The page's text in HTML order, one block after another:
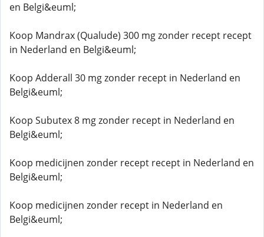
en Belgi&euml;
Koop Mandrax (Qualude) 300 mg zonder recept recept
in Nederland en Belgi&euml;
Koop Adderall 30 mg zonder recept in Nederland en
Belgi&euml;
Koop Subutex 8 mg zonder recept in Nederland en
Belgi&euml;
Koop medicijnen zonder recept recept in Nederland en
Belgi&euml;
Koop medicijnen zonder recept in Nederland en
Belgi&euml;